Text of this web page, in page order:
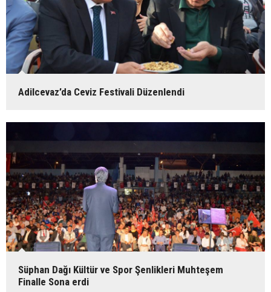
Adilcevaz’da Ceviz Festivali Düzenlendi
Süphan Dağı Kültür ve Spor Şenlikleri Muhteşem
Finalle Sona erdi